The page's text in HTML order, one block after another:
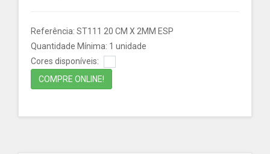
Referência: ST111 20 CM X 2MM ESP
Quantidade Mínima: 1 unidade
Cores disponíveis:
COMPRE ONLINE!